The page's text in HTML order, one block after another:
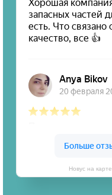
Новус на